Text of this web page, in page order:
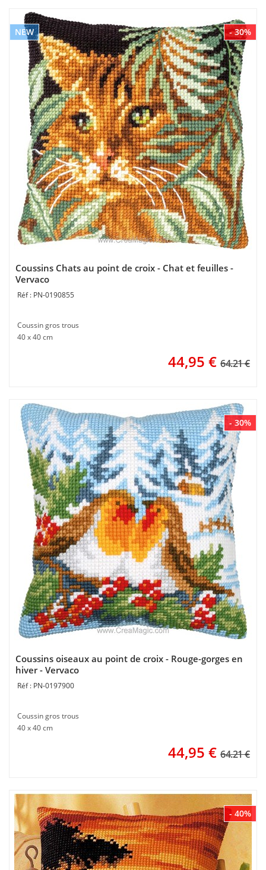
- 30%
NEW
Coussins Chats au point de croix - Chat et feuilles -
Vervaco
PN-0190855
Coussin gros trous
40 x 40 cm
44,95 € 64.21 €
- 30%
Coussins oiseaux au point de croix - Rouge-gorges en
hiver - Vervaco
PN-0197900
Coussin gros trous
40 x 40 cm
44,95 € 64.21 €
- 40%